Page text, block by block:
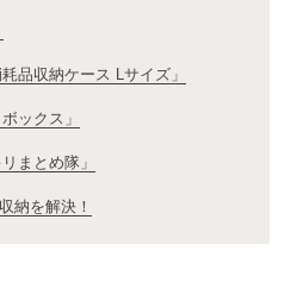
品収納ケース Lサイズ」
ックス」
まとめ隊」
納を解決！